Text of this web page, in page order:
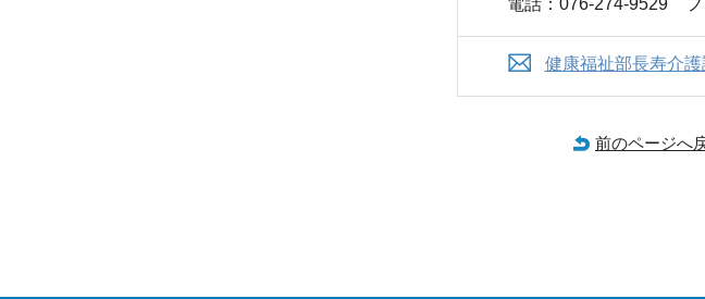
電話：076-274-9529 フ
健康福祉部長寿介
前のページへ